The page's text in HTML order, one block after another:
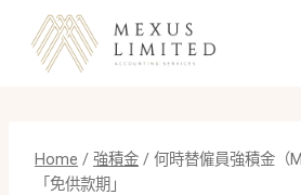
content
Home / 強積金 / 何時替僱員強積金（
「免供款期」